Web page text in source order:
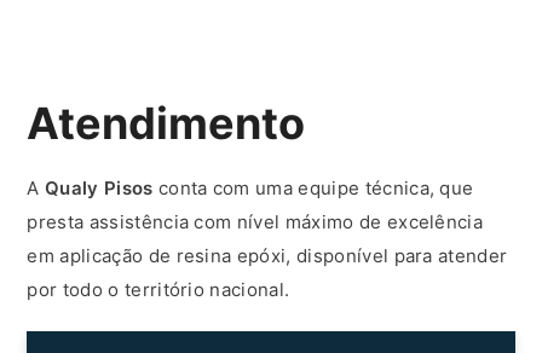
Atendimento
AQualy Pisos conta com uma equipe técnica, que
presta assistência com nível máximo de excelência
em aplicação de resina epóxi, disponível para atender
por todo o território nacional.